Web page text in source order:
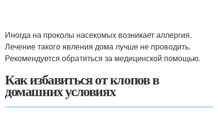
Иногда на проколы насекомых возникает аллергия.
Лечение такого явления дома лучше не проводить.
Рекомендуется обратиться за медицинской помощью.
Как избавиться от клопов в
домашних условиях